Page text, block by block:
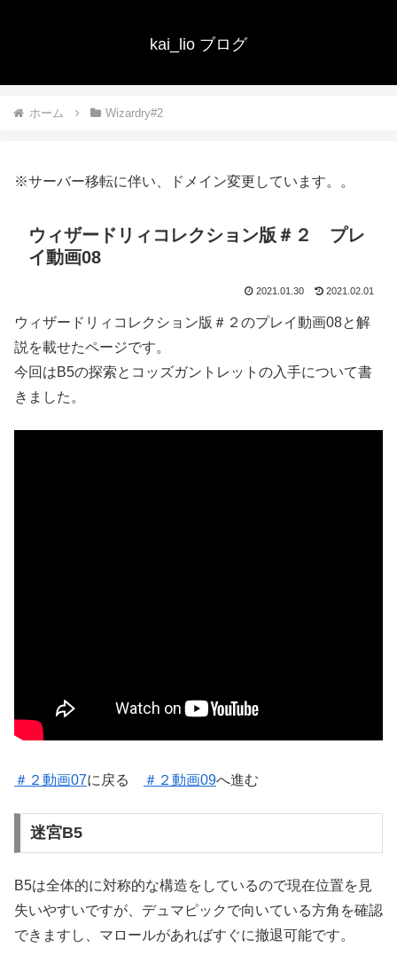
kai_lio ブログ
ホーム Wizardry#2
※サーバー移転に伴い、ドメイン変更しています。。
ウィザードリィコレクション版＃２ プレ
イ動画08
2021.01.30 2021.02.01
ウィザードリィコレクション版＃２のプレイ動画08と解
説を載せたページです。
今回はB5の探索とコッズガントレットの入手について書
きました。
＃２動画07に戻る ＃２動画09へ進む
迷宮B5
B5は全体的に対称的な構造をしているので現在位置を見
失いやすいですが、デュマピックで向いている方角を確認
できますし、マロールがあればすぐに撤退可能です。